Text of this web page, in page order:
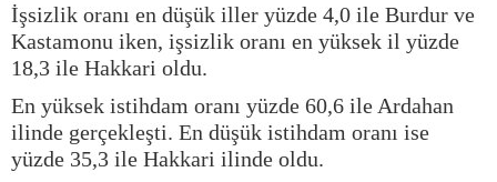
İşsizlik oranı en düşük iller yüzde 4,0 ile Burdur ve
Kastamonu iken, işsizlik oranı en yüksek il yüzde
18,3 ile Hakkari oldu.
En yüksek istihdam oranı yüzde 60,6 ile Ardahan
ilinde gerçekleşti. En düşük istihdam oranı ise
yüzde 35,3 ile Hakkari ilinde oldu.